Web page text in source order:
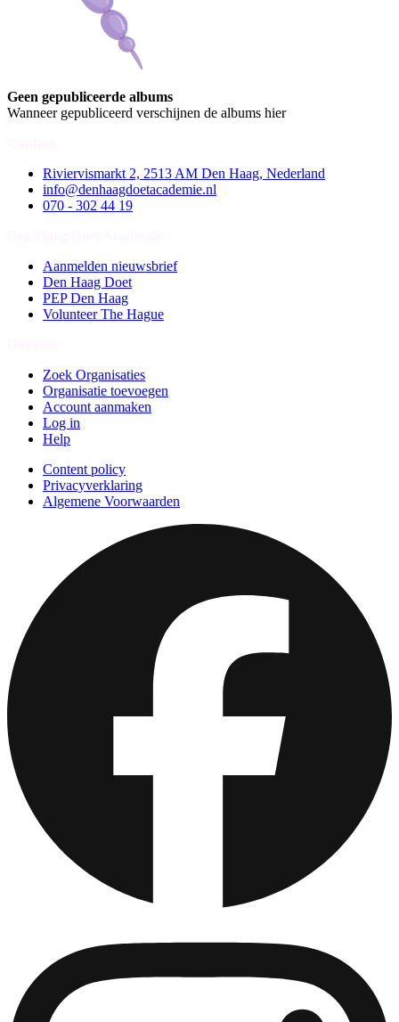
Geen gepubliceerde albums
Wanneer gepubliceerd verschijnen de albums hier
Riviervismarkt 2, 2513 AM Den Haag, Nederland
info@denhaagdoetacademie.nl
070 - 302 44 19
Aanmelden nieuwsbrief
Den Haag Doet
PEP Den Haag
Volunteer The Hague
Zoek Organisaties
Organisatie toevoegen
Account aanmaken
Log in
Help
Content policy
Privacyverklaring
Algemene Voorwaarden